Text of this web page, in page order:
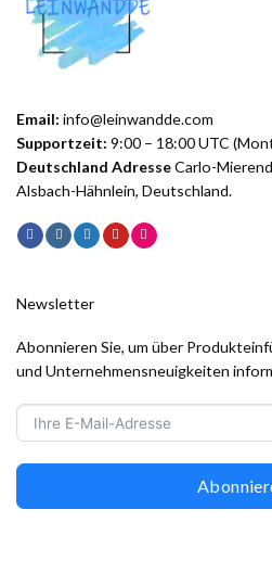
Email: info@leinwandde.com
Supportzeit: 9:00 – 18:00 UTC
Deutschland AdresseCarlo-
Alsbach-Hähnlein, Deutschland.
Newsletter
Abonnieren Sie, um über
und Unternehmensneuigkeiten